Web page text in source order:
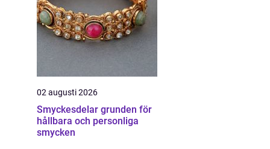
02 augusti 2026
Smyckesdelar grunden för
hållbara och personliga
smycken